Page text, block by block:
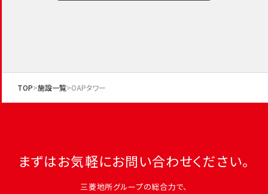
TOP 施設一覧 OAPタワー
まずはお気軽にお問い合わせください。
三菱地所グループの総合力で、